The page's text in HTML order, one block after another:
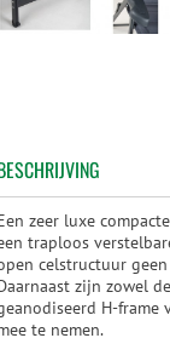
zeer luxe
traploos
celstructuur
zijn zowel
H-
te nemen.